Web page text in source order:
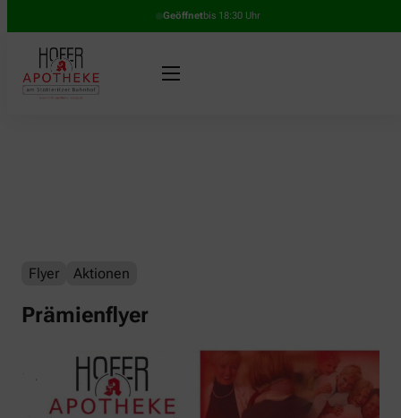
Geöffnetbis 18:30 Uhr
Flyer Aktionen
Prämienflyer